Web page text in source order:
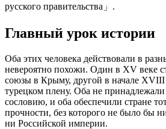
русского правительства」.
Главный урок истории
Оба этих человека действовали в
невероятно похожи. Один в XV веке
союзы в Крыму, другой в начале XVIII
турецком плену. Оба не
сословию, и оба обеспечили стране
прочности, без которого не было бы
ни Российской империи.